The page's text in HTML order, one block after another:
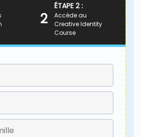
2
ÉTAPE 2 :
Accède au
Creative Identity
Course